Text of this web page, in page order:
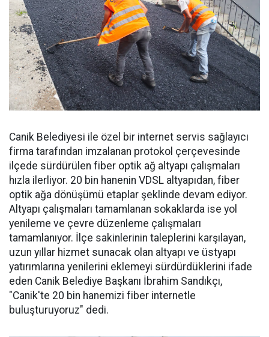
Canik Belediyesi ile özel bir internet servis sağlayıcı
firma tarafından imzalanan protokol çerçevesinde
ilçede sürdürülen fiber optik ağ altyapı çalışmaları
hızla ilerliyor. 20 bin hanenin VDSL altyapıdan, fiber
optik ağa dönüşümü etaplar şeklinde devam ediyor.
Altyapı çalışmaları tamamlanan sokaklarda ise yol
yenileme ve çevre düzenleme çalışmaları
tamamlanıyor. İlçe sakinlerinin taleplerini karşılayan,
uzun yıllar hizmet sunacak olan altyapı ve üstyapı
yatırımlarına yenilerini eklemeyi sürdürdüklerini ifade
eden Canik Belediye Başkanı İbrahim Sandıkçı,
"Canik'te 20 bin hanemizi fiber internetle
buluşturuyoruz" dedi.